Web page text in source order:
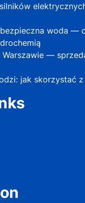
woda —
Warszawie —
jak skorzystać